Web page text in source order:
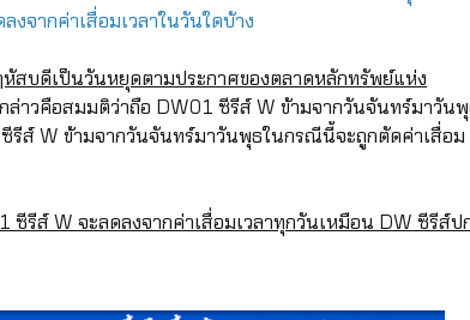
งจากค่าเสื่อมเวลาในวันใดบ้าง
สบดีเป็นวันหยุดตามประกาศของตลาดหลักทรัพย์แห่ง
กล่าวคือสมมติว่าถือ DW01 ซีรีส์ W ข้ามจากวันจันทร์มาวัน
รีส์ W ข้ามจากวันจันทร์มาวันพุธในกรณีนี้จะถูกตัดค่าเสื่อม
ซีรีส์ W จะลดลงจากค่าเสื่อมเวลาทุกวันเหมือน DW ซีรีส์ป